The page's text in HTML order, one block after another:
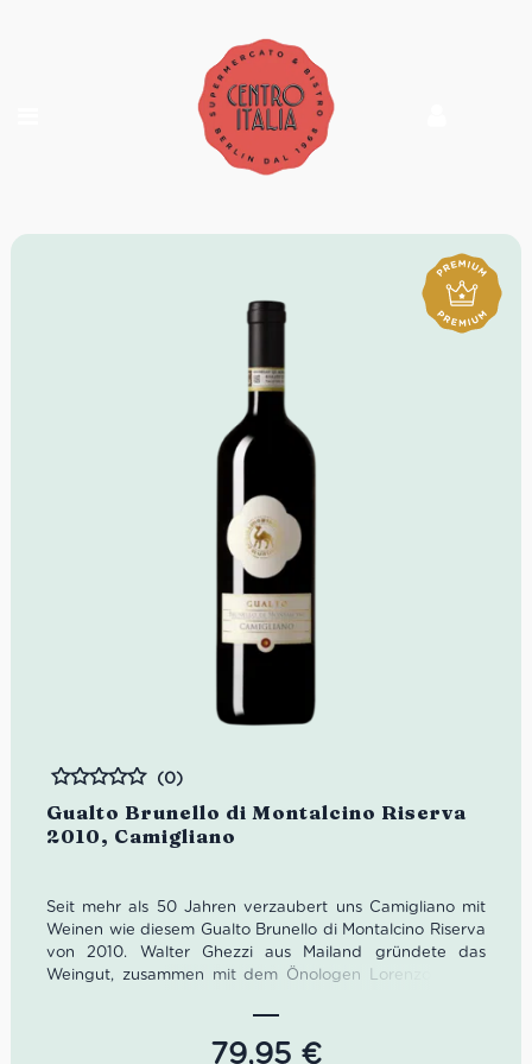
Gualto Brunello di Montalcino Riserva
2010, Camigliano
Bewertet
(0)
Seit mehr als 50 Jahren verzaubert uns Camigliano mit
Weinen wie diesem Gualto Brunello di Montalcino Riserva
von 2010. Walter Ghezzi aus Mailand gründete das
Weingut, zusammen mit dem Önologen Lorenzo Landi,
wurde sein Traum Wirklichkeit. Nachdem Walter Ghezzi
seinem Sohn Gualtiero und dessen Ehefrau Laura das
79,95 €